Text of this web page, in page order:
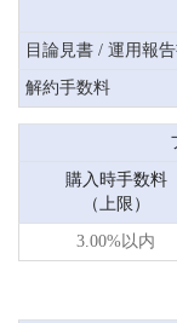
目論見書 / 運用報
解約手数料
購入時手数料
（上限）
3.00%以内